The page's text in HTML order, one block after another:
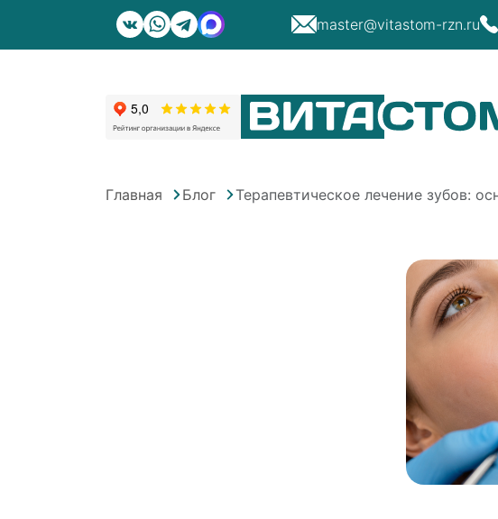
master@vitastom-rzn.ru
Главная Блог Терапевтическое лечение зубов: